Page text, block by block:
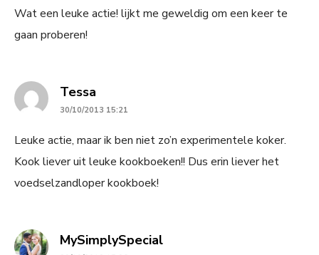
Wat een leuke actie! lijkt me geweldig om een keer te
gaan proberen!
Tessa
30/10/2013 15:21
Leuke actie, maar ik ben niet zo’n experimentele koker.
Kook liever uit leuke kookboeken!! Dus erin liever het
voedselzandloper kookboek!
MySimplySpecialsays: